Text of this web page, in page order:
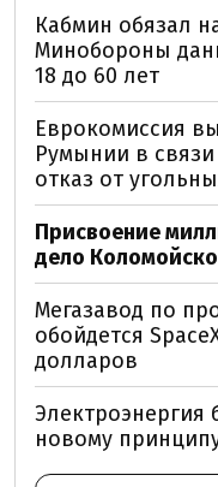
Кабмин обязал
Минобороны
18 до 60 лет
Еврокомиссия
Румынии в
отказ от
Присвоение
дело
Мегазавод по
обойдется
долларов
Электроэнергия
новому